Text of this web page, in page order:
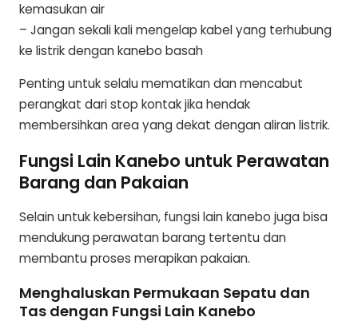
kemasukan air
– Jangan sekali kali mengelap kabel yang terhubung
ke listrik dengan kanebo basah
Penting untuk selalu mematikan dan mencabut
perangkat dari stop kontak jika hendak
membersihkan area yang dekat dengan aliran listrik.
Fungsi Lain Kanebo untuk Perawatan
Barang dan Pakaian
Selain untuk kebersihan, fungsi lain kanebo juga bisa
mendukung perawatan barang tertentu dan
membantu proses merapikan pakaian.
Menghaluskan Permukaan Sepatu dan
Tas dengan Fungsi Lain Kanebo